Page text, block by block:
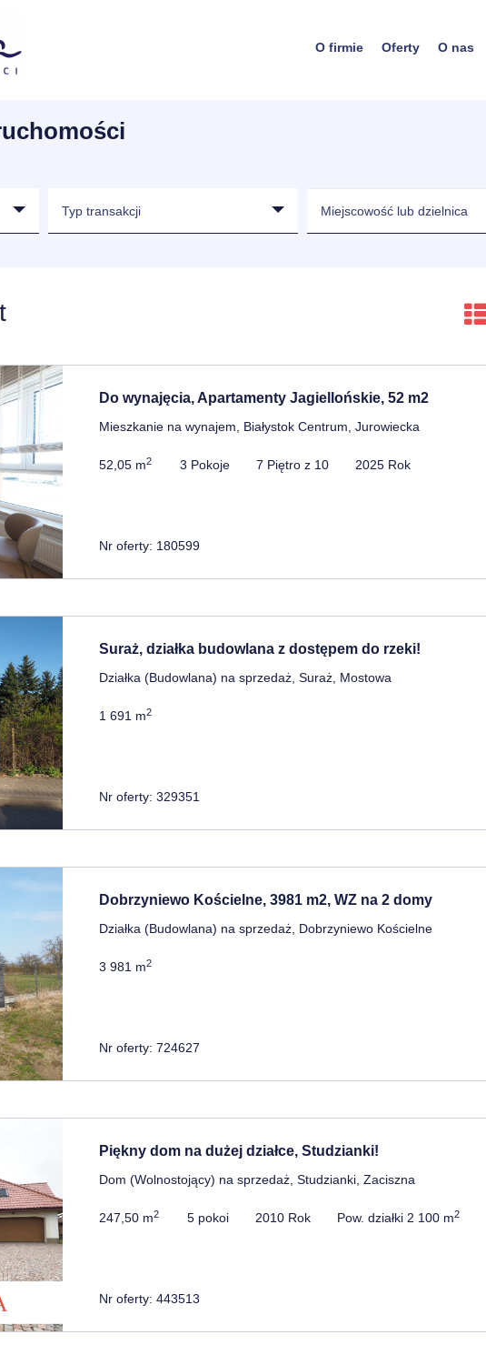
O firmie Oferty O nas
Typ transakcji
Do wynajęcia, Apartamenty Jagiellońskie, 52 m2
Mieszkanie na wynajem, Białystok Centrum, Jurowiecka
52,05 m2 3 Pokoje 7 Piętro z 10 2025 Rok
Nr oferty: 180599
Suraż, działka budowlana z dostępem do rzeki!
Działka (Budowlana) na sprzedaż, Suraż, Mostowa
1 691 m2
Nr oferty: 329351
Dobrzyniewo Kościelne, 3981 m2, WZ na 2 domy
Działka (Budowlana) na sprzedaż, Dobrzyniewo Kościelne
3 981 m2
Nr oferty: 724627
Piękny dom na dużej działce, Studzianki!
Dom (Wolnostojący) na sprzedaż, Studzianki, Zaciszna
247,50 m2 5 pokoi 2010 Rok Pow. działki 2 100 m2
Nr oferty: 443513